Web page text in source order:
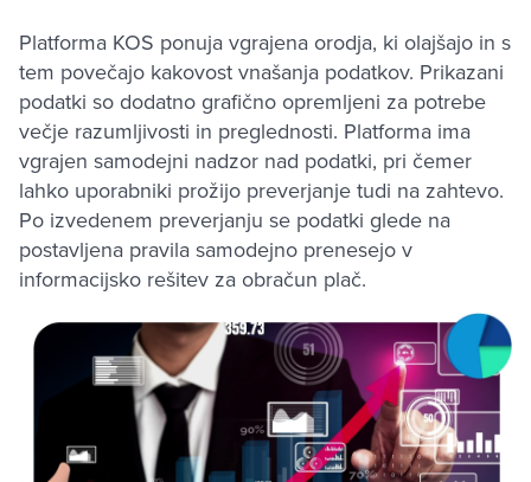
Platforma KOS ponuja vgrajena orodja, ki olajšajo in s
tem povečajo kakovost vnašanja podatkov. Prikazani
podatki so dodatno grafično opremljeni za potrebe
večje razumljivosti in preglednosti. Platforma ima
vgrajen samodejni nadzor nad podatki, pri čemer
lahko uporabniki prožijo preverjanje tudi na zahtevo.
Po izvedenem preverjanju se podatki glede na
postavljena pravila samodejno prenesejo v
informacijsko rešitev za obračun plač.